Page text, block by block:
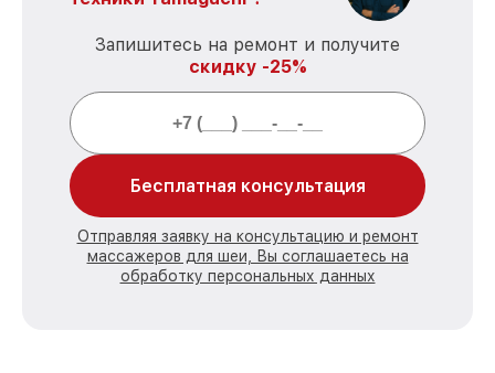
Запишитесь на ремонт и получите
скидку -25%
Бесплатная консультация
Отправляя заявку на консультацию и ремонт
массажеров для шеи, Вы соглашаетесь на
обработку персональных данных